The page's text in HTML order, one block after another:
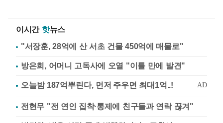
이시간 핫뉴스
"서장훈, 28억에 산 서초 건물 450억에 매물로"
방은희, 어머니 고독사에 오열 "이틀 만에 발견"
전현무 "전 연인 집착·통제에 친구들과 연락 끊겨"